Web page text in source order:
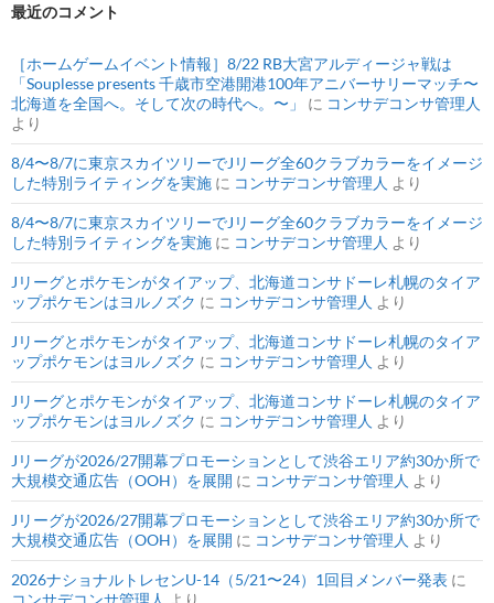
最近のコメント
［ホームゲームイベント情報］8/22 RB大宮アルディージャ戦は
「Souplesse presents 千歳市空港開港100年アニバーサリーマッチ〜
北海道を全国へ。そして次の時代へ。〜」
に コンサデコンサ管理人
より
8/4〜8/7に東京スカイツリーでJリーグ全60クラブカラーをイメージ
した特別ライティングを実施 に コンサデコンサ管理人 より
8/4〜8/7に東京スカイツリーでJリーグ全60クラブカラーをイメージ
した特別ライティングを実施 に コンサデコンサ管理人 より
Jリーグとポケモンがタイアップ、北海道コンサドーレ札幌のタイア
ップポケモンはヨルノズク に コンサデコンサ管理人 より
Jリーグとポケモンがタイアップ、北海道コンサドーレ札幌のタイア
ップポケモンはヨルノズク に コンサデコンサ管理人 より
Jリーグとポケモンがタイアップ、北海道コンサドーレ札幌のタイア
ップポケモンはヨルノズク に コンサデコンサ管理人 より
Jリーグが2026/27開幕プロモーションとして渋谷エリア約30か所で
大規模交通広告（OOH）を展開 に コンサデコンサ管理人 より
Jリーグが2026/27開幕プロモーションとして渋谷エリア約30か所で
大規模交通広告（OOH）を展開 に コンサデコンサ管理人 より
2026ナショナルトレセンU-14（5/21〜24）1回目メンバー発表 に
コンサデコンサ管理人 より